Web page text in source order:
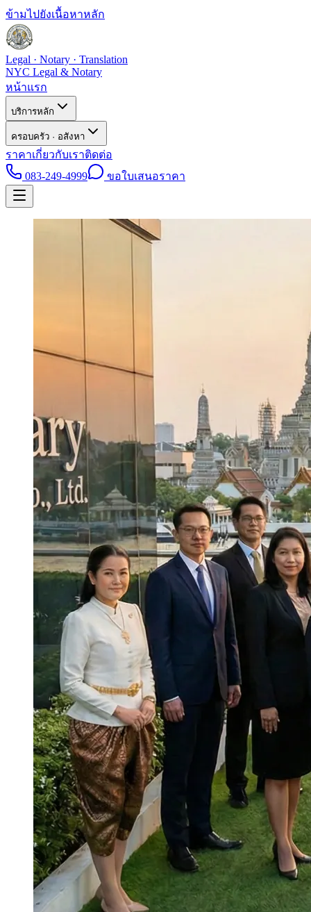
ข้ามไปยังเนื้อหาหลัก
Legal · Notary · Translation
NYC Legal & Notary
หน้าแรก
บริการหลัก
ครอบครัว · อสังหา
ราคาเกี่ยวกับเราติดต่อ
083-249-4999
ขอใบเสนอราคา